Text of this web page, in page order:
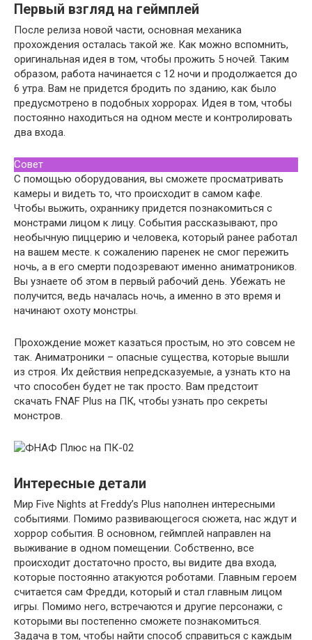
Первый взгляд на геймплей
После релиза новой части, основная механика
прохождения осталась такой же. Как можно вспомнить,
оригинальная идея в том, чтобы прожить 5 ночей. Таким
образом, работа начинается с 12 ночи и продолжается до
6 утра. Вам не придется бродить по зданию, как было
предусмотрено в подобных хоррорах. Идея в том, чтобы
постоянно находиться на одном месте и контролировать
два входа.
Совет
С помощью оборудования, вы сможете просматривать
камеры и видеть то, что происходит в самом кафе.
Чтобы выжить, охраннику придется познакомиться с
монстрами лицом к лицу. События рассказывают, про
необычную пиццерию и человека, который ранее работал
на вашем месте. к сожалению паренек не смог пережить
ночь, а в его смерти подозревают именно аниматроников.
Вы узнаете об этом в первый рабочий день. Убежать не
получится, ведь началась ночь, а именно в это время и
начинают охоту монстры.
Прохождение может казаться простым, но это совсем не
так. Аниматроники – опасные существа, которые вышли
из строя. Их действия непредсказуемые, а узнать кто на
что способен будет не так просто. Вам предстоит
скачать FNAF Plus на ПК, чтобы узнать про секреты
монстров.
Интересные детали
Мир Five Nights at Freddy’s Plus наполнен интересными
событиями. Помимо развивающегося сюжета, нас ждут и
хоррор события. В основном, геймплей направлен на
выживание в одном помещении. Собственно, все
происходит достаточно просто, вы видите два входа,
которые постоянно атакуются роботами. Главным героем
считается сам Фредди, который и стал главным лицом
игры. Помимо него, встречаются и другие персонажи, с
которыми вы постепенно сможете познакомиться.
Задача в том, чтобы найти способ справиться с каждым